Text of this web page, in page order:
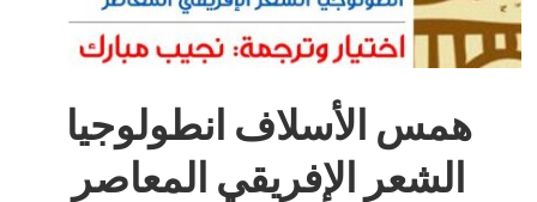
همس الأسلاف انطولوجيا
الشعر الإفريقي المعاصر